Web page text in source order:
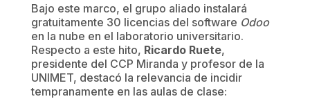
Bajo este marco, el grupo aliado instalará
gratuitamente 30 licencias del software Odoo
en la nube en el laboratorio universitario.
Respecto a este hito, Ricardo Ruete,
presidente del CCP Miranda y profesor de la
UNIMET, destacó la relevancia de incidir
tempranamente en las aulas de clase: